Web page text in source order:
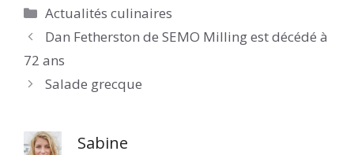
Catégories
Actualités culinaires
Dan Fetherston de SEMO Milling est décédé à
72 ans
Salade grecque
Sabine